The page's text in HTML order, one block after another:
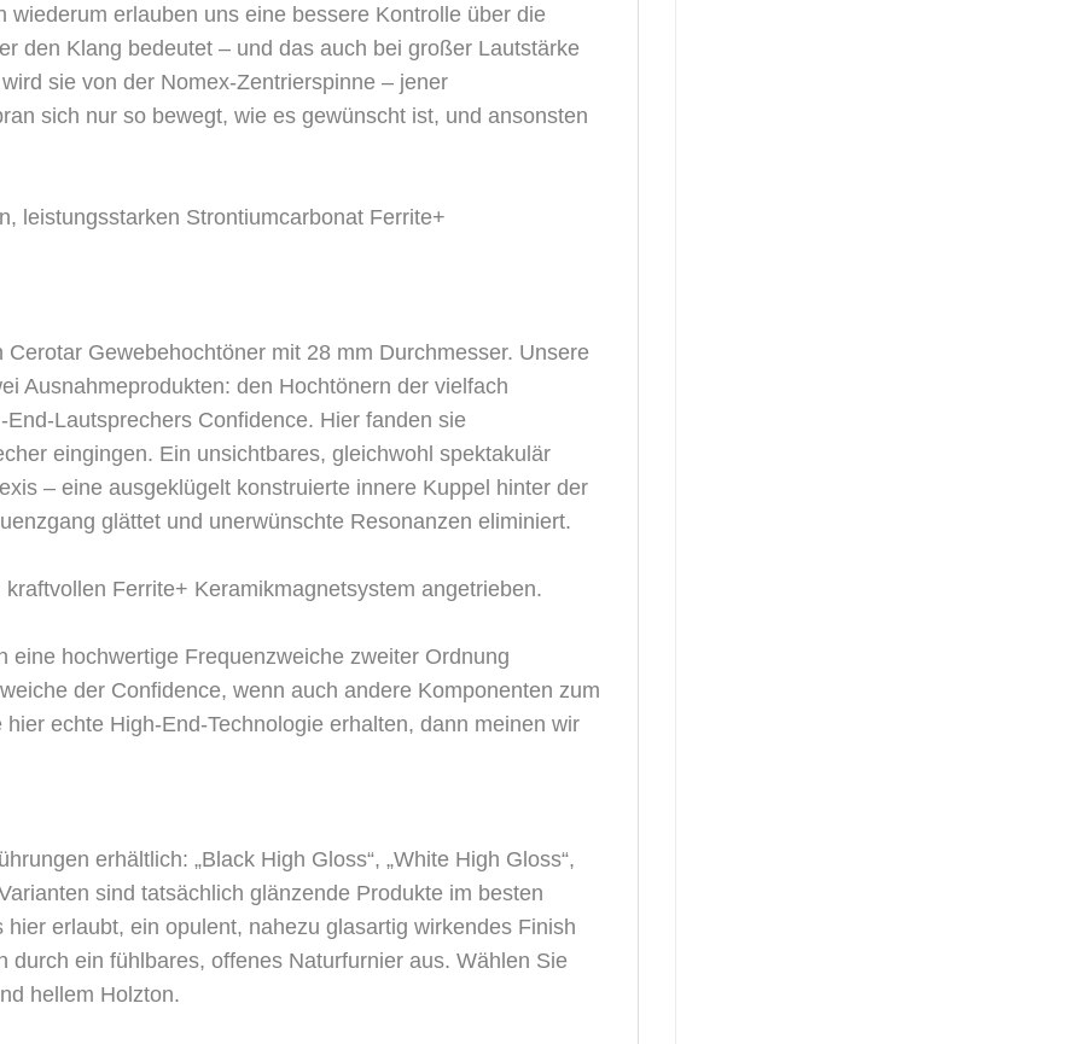
erlauben uns eine bessere Kontrolle über die
den Klang bedeutet – und das auch bei großer Lautstärke
sie von der Nomex-Zentrierspinne – jener
sich nur so bewegt, wie es gewünscht ist, und ansonsten
leistungsstarken Strontiumcarbonat Ferrite+
Gewebehochtöner mit 28 mm Durchmesser. Unsere
Ausnahmeprodukten: den Hochtönern der vielfach
Lautsprechers Confidence. Hier fanden sie
eingingen. Ein unsichtbares, gleichwohl spektakulär
– eine ausgeklügelt konstruierte innere Kuppel hinter der
glättet und unerwünschte Resonanzen eliminiert.
Ferrite+ Keramikmagnetsystem angetrieben.
hochwertige Frequenzweiche zweiter Ordnung
der Confidence, wenn auch andere Komponenten zum
echte High-End-Technologie erhalten, dann meinen wir
erhältlich: „Black High Gloss“, „White High Gloss“,
sind tatsächlich glänzende Produkte im besten
erlaubt, ein opulent, nahezu glasartig wirkendes Finish
ein fühlbares, offenes Naturfurnier aus. Wählen Sie
hellem Holzton.